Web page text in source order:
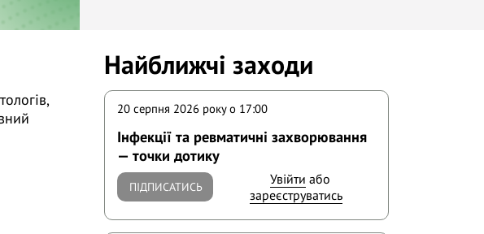
Найближчі заходи
20 серпня 2026 року o 17:00
Інфекції та ревматичні захворювання
— точки дотику
ПІДПИСАТИСЬ Увійти або
зареєструватись